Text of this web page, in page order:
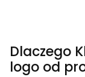
Dlaczego
logo od